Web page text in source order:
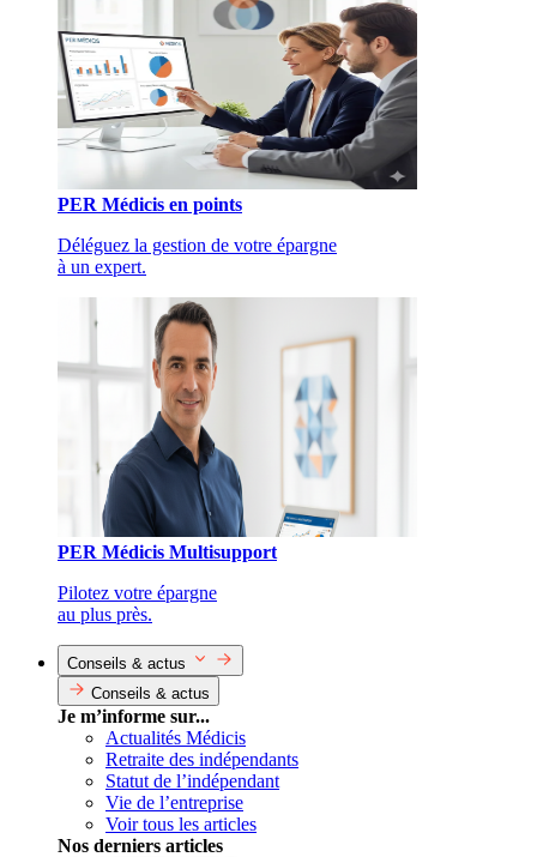
PER Médicis en points
Déléguez la gestion de votre épargne
à un expert.
PER Médicis Multisupport
Pilotez votre épargne
au plus près.
Conseils & actus
Conseils & actus
Je m’informe sur...
Actualités Médicis
Retraite des indépendants
Statut de l’indépendant
Vie de l’entreprise
Voir tous les articles
Nos derniers articles